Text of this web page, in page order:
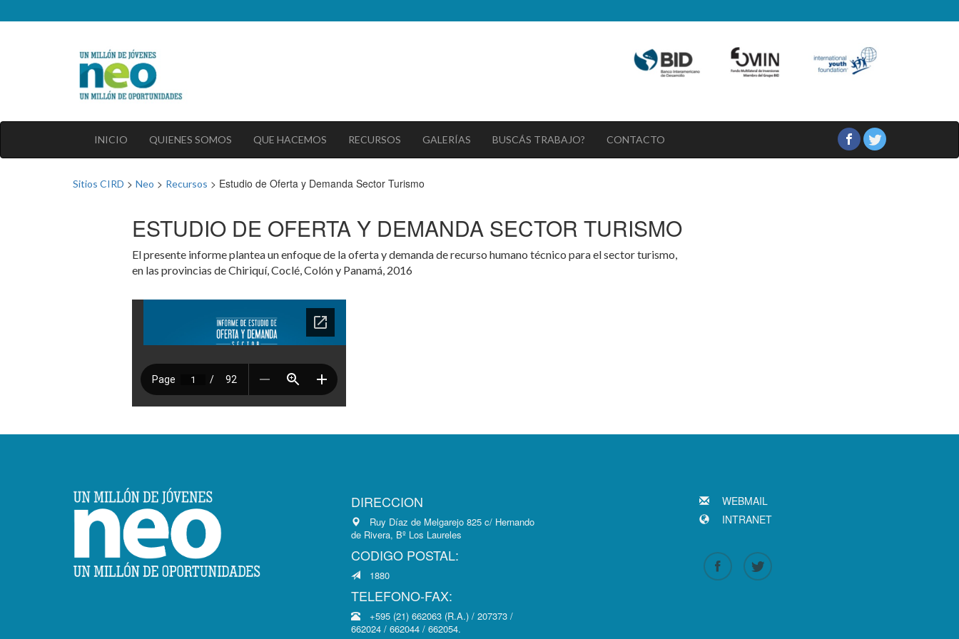
INICIO QUIENES SOMOS QUE HACEMOS RECURSOS GALERÍAS BUSCÁS TRABAJO? CONTACTO
Sitios CIRD > Neo > Recursos > Estudio de Oferta y Demanda Sector Turismo
ESTUDIO DE OFERTA Y DEMANDA SECTOR TURISMO
El presente informe plantea un enfoque de la oferta y demanda de recurso humano técnico para el sector turismo,
en las provincias de Chiriquí, Coclé, Colón y Panamá, 2016
DIRECCION
Ruy Díaz de Melgarejo 825 c/ Hernando
de Rivera, Bº Los Laureles
CODIGO POSTAL:
1880
TELEFONO-FAX:
+595 (21) 662063 (R.A.) / 207373 /
662024 / 662044 / 662054.
WEBMAIL
INTRANET